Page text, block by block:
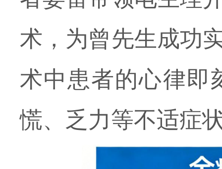
术，为曾先生成功
术中患者的心律即
慌、 乏力等不适症